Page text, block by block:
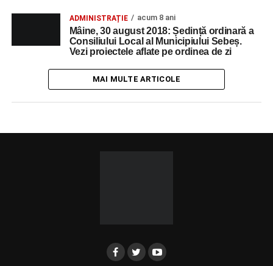
ADMINISTRAȚIE acum 8 ani
Mâine, 30 august 2018: Ședință ordinară a
Consiliului Local al Municipiului Sebeș.
Vezi proiectele aflate pe ordinea de zi
MAI MULTE ARTICOLE